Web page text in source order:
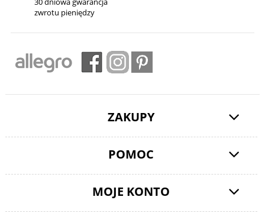
zwrotu pieniędzy
ZAKUPY
POMOC
MOJE KONTO